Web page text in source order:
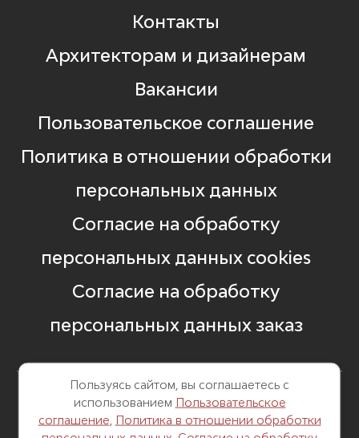
Пользуясь сайтом, вы соглашаетесь с
использованием Пользовательское
соглашение Политика в отношении обработки
Контакты
Архитекторам и дизайнерам
Вакансии
Пользовательское соглашение
Политика в отношении обработки
персональных данных
Согласие на обработку
персональных данных cookies
Согласие на обработку
персональных данных заказ
8 499 248 13 82